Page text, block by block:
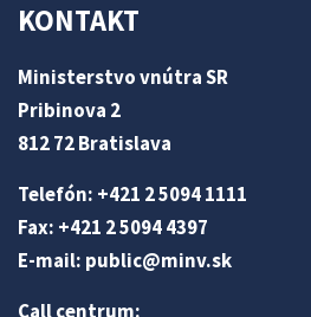
KONTAKT
Ministerstvo vnútra SR
Pribinova 2
812 72 Bratislava
Telefón: +421 2 5094 1111
Fax: +421 2 5094 4397
E-mail: public@minv.sk
Call centrum: